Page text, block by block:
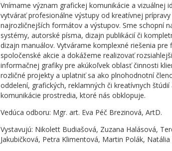
Vnímame význam grafickej komunikácie a vizuálnej
vytvárať profesionálne výstupy od kreatívnej
najrozličnejších formátov a výstupov. Sme schopní
systémy, autorské písma, dizajn publikácií či
dizajn manuálov. Vytvárame komplexné riešenia pre
spoločenské akcie a dokážeme realizovať
informačnej grafiky pre akúkoľvek oblasť činnosti
rozličné projekty a uplatniť sa ako plnohodnotní
oddelení, grafických, reklamných či kreatívnych
komunikácie prostredia, ktoré nás obklopuje.
Vedúca odboru: Mgr. art. Eva Péč Brezinová, ArtD.
Vystavujú: Nikolett Budiašová, Zuzana Halásová,
Jakubičková, Petra Klimentová, Martin Polák,